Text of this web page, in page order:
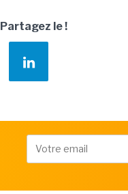
Partagez le !